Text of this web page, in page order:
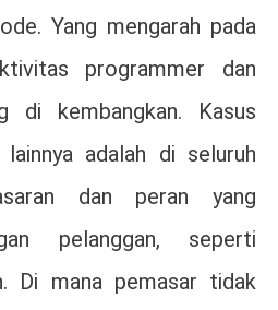
Yang mengarah pada
programmer dan
di kembangkan. Kasus
lainnya adalah di seluruh
dan peran yang
pelanggan, seperti
Di mana pemasar tidak